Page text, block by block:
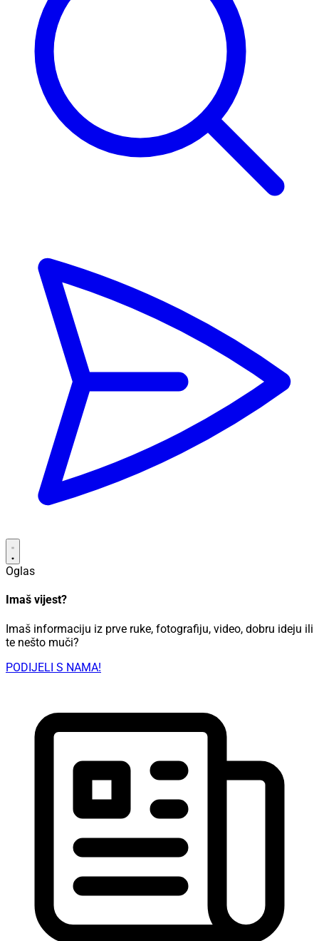
Oglas
Imaš vijest?
Imaš informaciju iz prve ruke, fotografiju, video, dobru ideju ili
te nešto muči?
PODIJELI S NAMA!